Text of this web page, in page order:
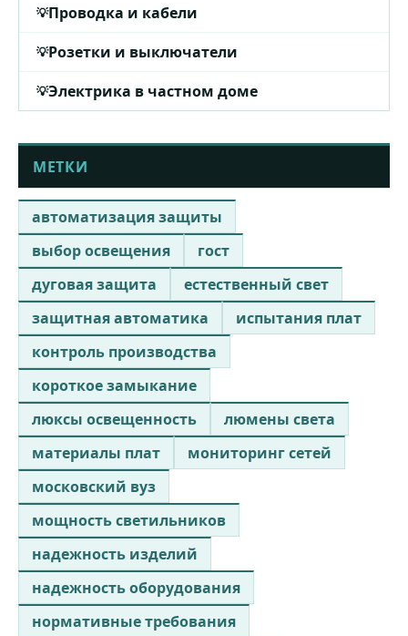
Проводка и кабели
Розетки и выключатели
Электрика в частном доме
МЕТКИ
автоматизация защиты
выбор освещения
гост
дуговая защита
естественный свет
защитная автоматика
испытания плат
контроль производства
короткое замыкание
люксы освещенность
люмены света
материалы плат
мониторинг сетей
московский вуз
мощность светильников
надежность изделий
надежность оборудования
нормативные требования